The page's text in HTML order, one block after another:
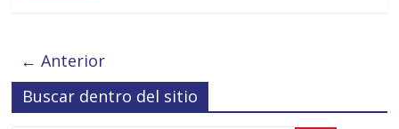
← Anterior
Buscar dentro del sitio